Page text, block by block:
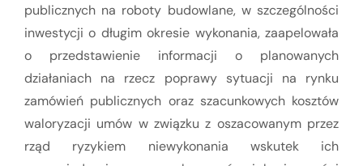
publicznych na roboty budowlane, w szczególności
inwestycji o długim okresie wykonania, zaapelowała
o przedstawienie informacji o planowanych
działaniach na rzecz poprawy sytuacji na rynku
zamówień publicznych oraz szacunkowych kosztów
waloryzacji umów w związku z oszacowanym przez
rząd ryzykiem niewykonania wskutek ich